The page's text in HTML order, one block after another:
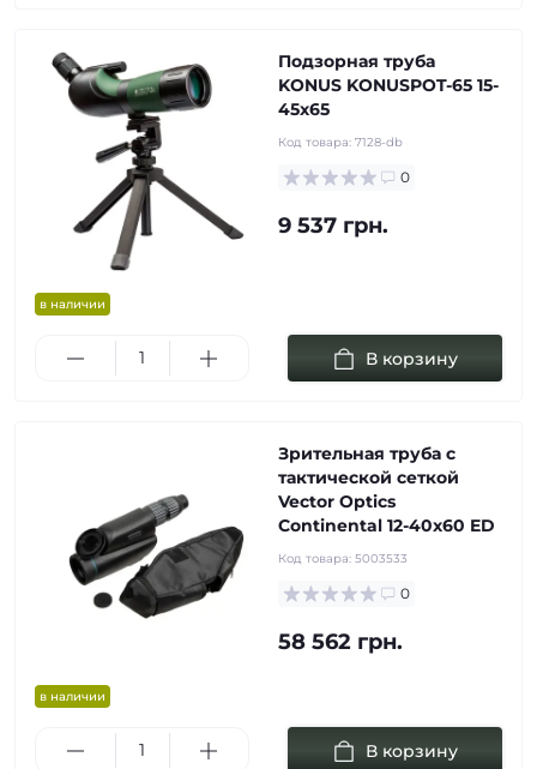
в наличии
Подзорная труба
KONUS KONUSPOT-65 15-
45x65
Код товара: 7128-db
0
9 537 грн.
В корзину
в наличии
Зрительная труба с
тактической сеткой
Vector Optics
Continental 12-40x60 ED
Код товара: 5003533
0
58 562 грн.
В корзину